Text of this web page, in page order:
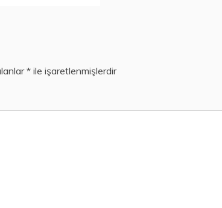
* ile işaretlenmişlerdir